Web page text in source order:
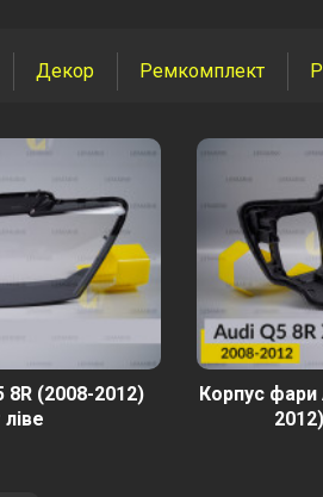
Декор Ремкомплект
8R (2008-2012)
Корпус фари